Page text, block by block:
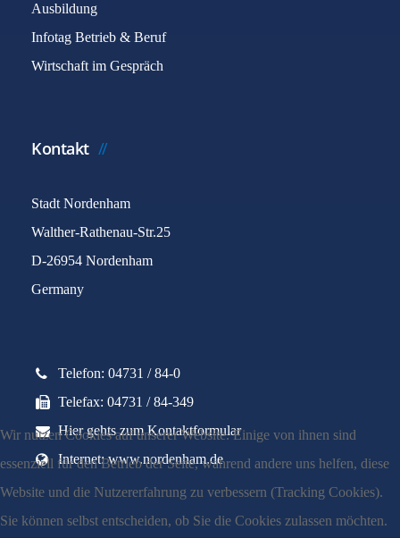
Ausbildung
Infotag Betrieb & Beruf
Wirtschaft im Gespräch
Kontakt
Stadt Nordenham
Walther-Rathenau-Str.25
D-26954 Nordenham
Germany
Telefon: 04731 / 84-0
Telefax: 04731 / 84-349
Hier gehts zum Kontaktformular
Internet: www.nordenham.de
Wir nutzen Cookies auf unserer Website. Einige von ihnen sind
essenziell für den Betrieb der Seite, während andere uns helfen, diese
Website und die Nutzererfahrung zu verbessern (Tracking Cookies).
Sie können selbst entscheiden, ob Sie die Cookies zulassen möchten.